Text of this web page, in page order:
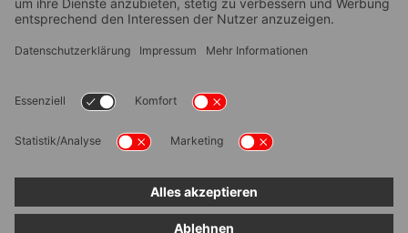
Bestellvorgang|Impressum|Information zur
Barrierefreiheit